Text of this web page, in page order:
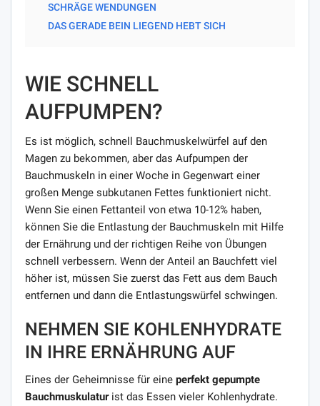
SCHRÄGE WENDUNGEN
DAS GERADE BEIN LIEGEND HEBT SICH
WIE SCHNELL
AUFPUMPEN?
Es ist möglich, schnell Bauchmuskelwürfel auf den
Magen zu bekommen, aber das Aufpumpen der
Bauchmuskeln in einer Woche in Gegenwart einer
großen Menge subkutanen Fettes funktioniert nicht.
Wenn Sie einen Fettanteil von etwa 10-12% haben,
können Sie die Entlastung der Bauchmuskeln mit Hilfe
der Ernährung und der richtigen Reihe von Übungen
schnell verbessern. Wenn der Anteil an Bauchfett viel
höher ist, müssen Sie zuerst das Fett aus dem Bauch
entfernen und dann die Entlastungswürfel schwingen.
NEHMEN SIE KOHLENHYDRATE
IN IHRE ERNÄHRUNG AUF
Eines der Geheimnisse für eine perfekt gepumpte
Bauchmuskulaturist das Essen vieler Kohlenhydrate.